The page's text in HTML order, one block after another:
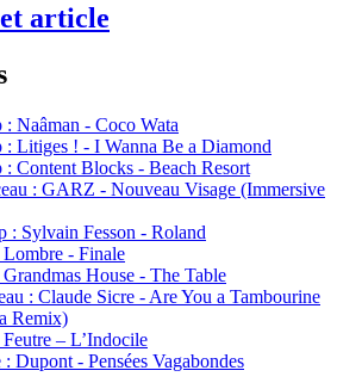
article
: Naâman - Coco Wata
: Litiges ! - I Wanna Be a Diamond
: Content Blocks - Beach Resort
: GARZ - Nouveau Visage (Immersive
: Sylvain Fesson - Roland
- Finale
House - The Table
: Claude Sicre - Are You a Tambourine
Remix)
– L’Indocile
: Dupont - Pensées Vagabondes